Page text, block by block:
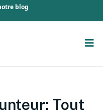
blog
Tout